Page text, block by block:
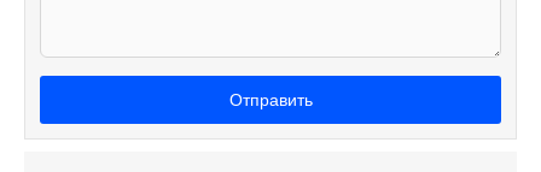
Отправить